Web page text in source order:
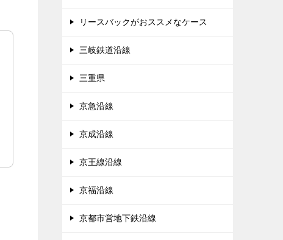
リースバックがおススメなケース
三岐鉄道沿線
三重県
京急沿線
京成沿線
京王線沿線
京福沿線
京都市営地下鉄沿線